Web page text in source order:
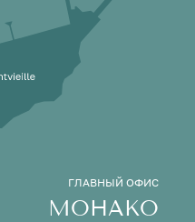
ГЛАВНЫЙ ОФИС
МОНАКО